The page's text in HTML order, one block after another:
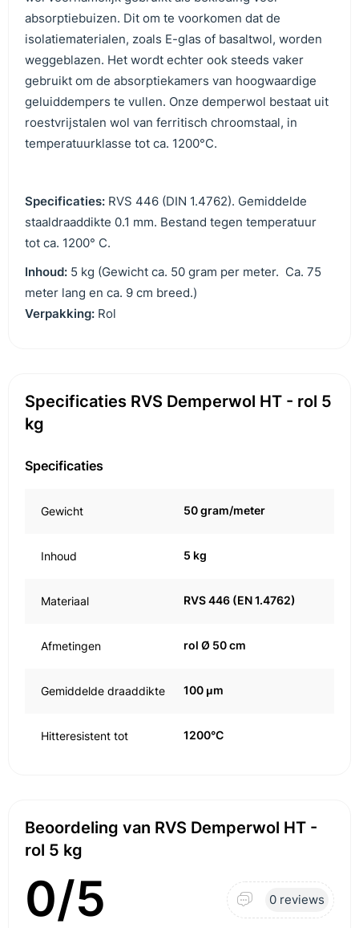
absorptiebuizen. Dit om te voorkomen dat de
isolatiematerialen, zoals E-glas of basaltwol, worden
weggeblazen. Het wordt echter ook steeds vaker
gebruikt om de absorptiekamers van hoogwaardige
geluiddempers te vullen. Onze demperwol bestaat uit
roestvrijstalen wol van ferritisch chroomstaal, in
temperatuurklasse tot ca. 1200°C.
Specificaties: RVS 446 (DIN 1.4762). Gemiddelde
staaldraaddikte 0.1 mm. Bestand tegen temperatuur
tot ca. 1200° C.
Inhoud: 5 kg (Gewicht ca. 50 gram per meter. Ca. 75
meter lang en ca. 9 cm breed.)
Verpakking: Rol
Specificaties RVS Demperwol HT - rol 5
kg
Specificaties
Gewicht 50 gram/meter
Inhoud 5 kg
Materiaal RVS 446 (EN 1.4762)
Afmetingen rol Ø 50 cm
Gemiddelde draaddikte 100 μm
Hitteresistent tot 1200°C
Beoordeling van RVS Demperwol HT -
rol 5 kg
0/5 0 reviews